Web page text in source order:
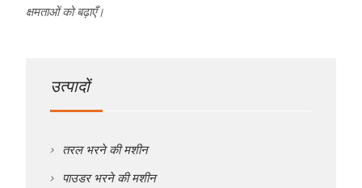
क्षमताओं को बढ़ाएँ।
उत्पादों
तरल भरने की मशीन
पाउडर भरने की मशीन